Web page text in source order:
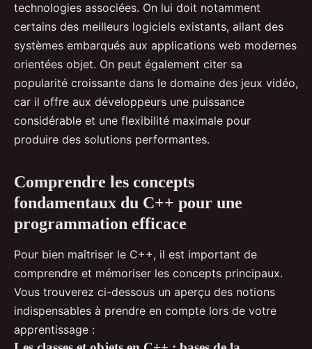
technologies associées. On lui doit notamment
certains des meilleurs logiciels existants, allant des
systèmes embarqués aux applications web modernes
orientées objet. On peut également citer sa
popularité croissante dans le domaine des jeux vidéo,
car il offre aux développeurs une puissance
considérable et une flexibilité maximale pour
produire des solutions performantes.
Comprendre les concepts
fondamentaux du C++ pour une
programmation efficace
Pour bien maîtriser le C++, il est important de
comprendre et mémoriser les concepts principaux.
Vous trouverez ci-dessous un aperçu des notions
indispensables à prendre en compte lors de votre
apprentissage :